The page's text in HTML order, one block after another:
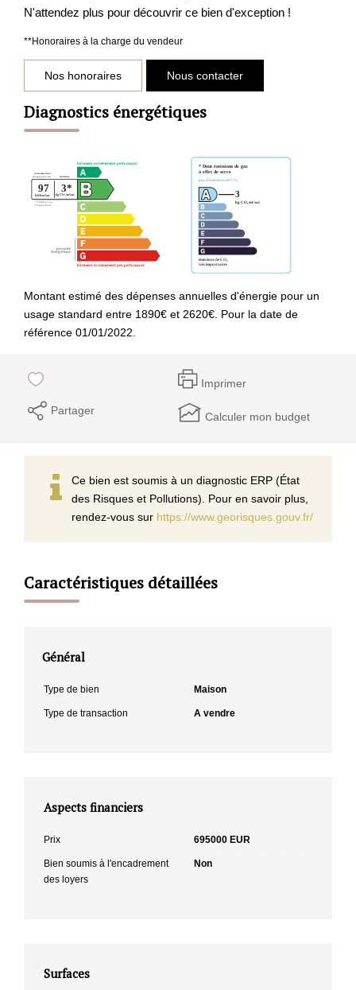
N'attendez plus pour découvrir ce bien d'exception !
**Honoraires à la charge du vendeur
Nos honoraires Nous contacter
Diagnostics énergétiques
Montant estimé des dépenses annuelles d'énergie pour un
usage standard entre 1890€ et 2620€. Pour la date de
référence 01/01/2022.
Imprimer
Partager Calculer mon budget
Ce bien est soumis à un diagnostic ERP (État
des Risques et Pollutions). Pour en savoir plus,
rendez-vous sur https://www.georisques.gouv.fr/
Caractéristiques détaillées
Général
Type de bien Maison
Type de transaction A vendre
Aspects financiers
Prix 695000 EUR
Bien soumis à l'encadrement
des loyers
Non
Surfaces